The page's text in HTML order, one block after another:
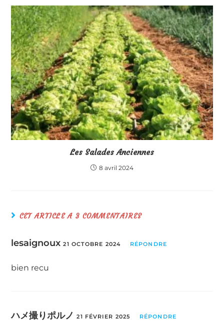
Les Salades Anciennes
8 avril 2024
CET ARTICLE A 3 COMMENTAIRES
lesaignoux21 OCTOBRE 2024 RÉPONDRE
bien recu
ハメ撮りポルノ 21 FÉVRIER 2025 RÉPONDRE